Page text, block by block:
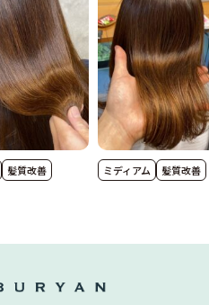
髪質改善 ミディアム 髪質改善